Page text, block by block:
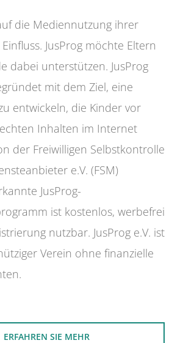
die Mediennutzung ihrer
JusProg möchte Eltern
dabei unterstützen. JusProg
mit dem Ziel, eine
entwickeln, die Kinder vor
Inhalten im Internet
der Freiwilligen Selbstkontrolle
e.V. (FSM)
JusProg-
ist kostenlos, werbefrei
nutzbar. JusProg e.V. ist
Verein ohne finanzielle
ERFAHREN SIE MEHR